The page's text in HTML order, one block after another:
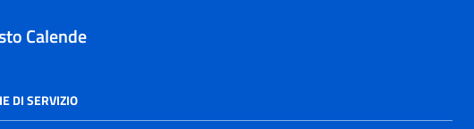
Calende
DI SERVIZIO